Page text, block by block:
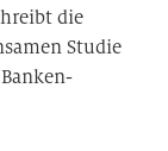
die
Studie